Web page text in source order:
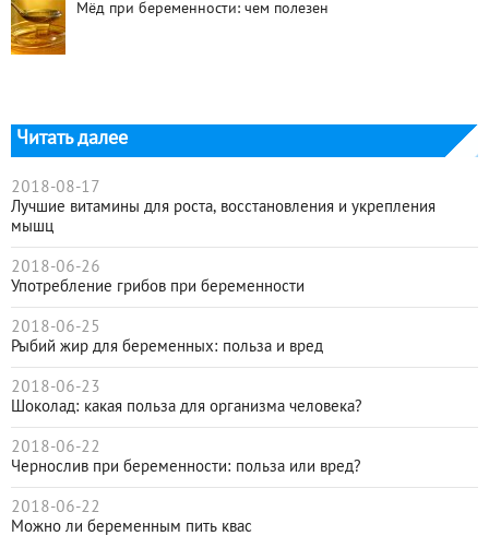
Мёд при беременности: чем полезен
Читать далее
2018-08-17
Лучшие витамины для роста, восстановления и укрепления
мышц
2018-06-26
Употребление грибов при беременности
2018-06-25
Рыбий жир для беременных: польза и вред
2018-06-23
Шоколад: какая польза для организма человека?
2018-06-22
Чернослив при беременности: польза или вред?
2018-06-22
Можно ли беременным пить квас